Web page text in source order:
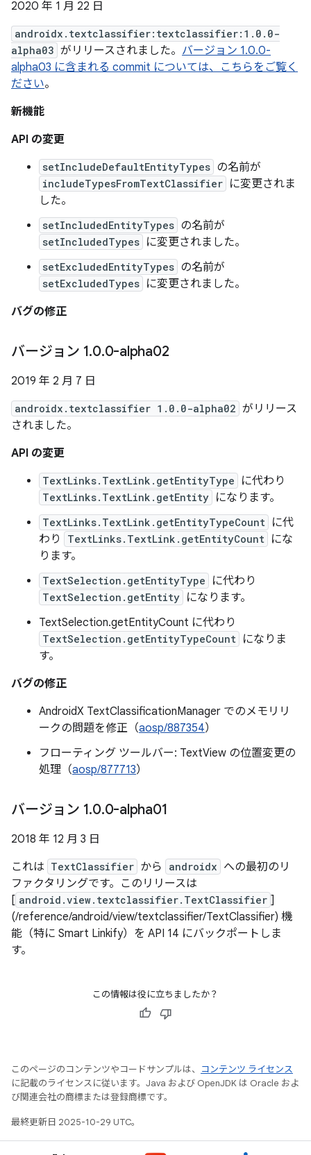
2020 年 1 月 22 日
androidx.textclassifier:textclassifier:1.0.0-
alpha03 がリリースされました。 バージョン 1.0.0-
alpha03 に含まれる commit については、こちらをご覧く
ださい。
新機能
API の変更
setIncludeDefaultEntityTypes の名前が
includeTypesFromTextClassifier に変更されま
した。
setIncludedEntityTypes の名前が
setIncludedTypes に変更されました。
setExcludedEntityTypes の名前が
setExcludedTypes に変更されました。
バグの修正
バージョン 1.0.0-alpha02
2019 年 2 月 7 日
androidx.textclassifier 1.0.0-alpha02 がリリース
されました。
API の変更
TextLinks.TextLink.getEntityType に代わり
TextLinks.TextLink.getEntity になります。
TextLinks.TextLink.getEntityTypeCount に代
わり
TextLinks.TextLink.getEntityCount にな
ります。
TextSelection.getEntityType に代わり
TextSelection.getEntity になります。
TextSelection.getEntityCount に代わり
TextSelection.getEntityTypeCount になりま
す。
バグの修正
AndroidX TextClassificationManager でのメモリリ
ークの問題を修正（aosp/887354）
フローティング ツールバー: TextView の位置変更の
処理（aosp/877713）
バージョン 1.0.0-alpha01
2018 年 12 月 3 日
これは TextClassifier から androidx への最初のリ
ファクタリングです。このリリースは
[ android.view.textclassifier.TextClassifier ]
(/reference/android/view/textclassifier/TextClassifier) 機
能（特に Smart Linkify）を API 14 にバックポートしま
す。
この情報は役に立ちましたか？
このページのコンテンツやコードサンプルは、
コンテンツ ライセンス
に記載のライセンスに従います。Java および OpenJDK は Oracle およ
び関連会社の商標または登録商標です。
最終更新日 2025-10-29 UTC。